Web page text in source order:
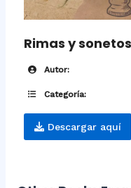
Rimas y
Autor:
Categoría:
Descargar aquí